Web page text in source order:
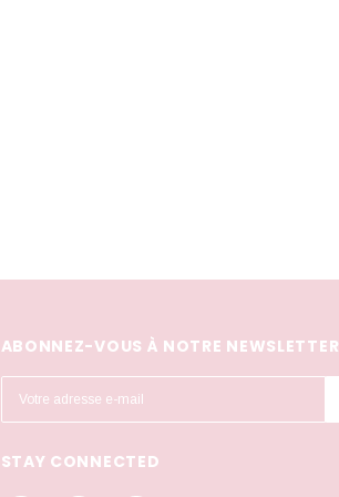
ABONNEZ-VOUS À NOTRE NEWSLETTER
STAY CONNECTED